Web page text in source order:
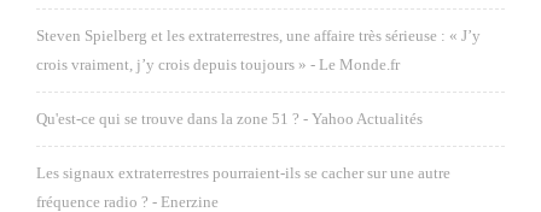
Steven Spielberg et les extraterrestres, une affaire très sérieuse : « J’y
crois vraiment, j’y crois depuis toujours » - Le Monde.fr
Qu'est-ce qui se trouve dans la zone 51 ? - Yahoo Actualités
Les signaux extraterrestres pourraient-ils se cacher sur une autre
fréquence radio ? - Enerzine